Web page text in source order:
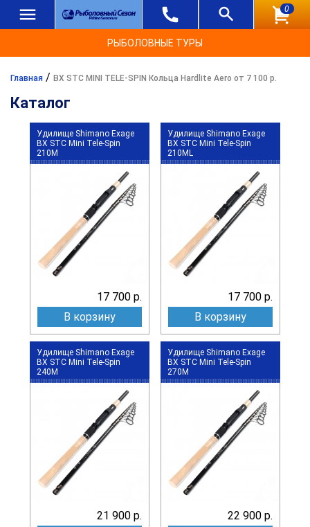
0
РЫБОЛОВНЫЕ ТУРЫ
Главная / BX STC MINI TELE-SPIN Кольца Hardlite Aero от 7 100 р.
Каталог
Удилище Shimano Exage
BX STC Mini Tele-Spin
210M
17 700 р.
В корзину
Удилище Shimano Exage
BX STC Mini Tele-Spin
210ML
17 700 р.
В корзину
Удилище Shimano Exage
BX STC Mini Tele-Spin
240M
21 900 р.
Удилище Shimano Exage
BX STC Mini Tele-Spin
270M
22 900 р.